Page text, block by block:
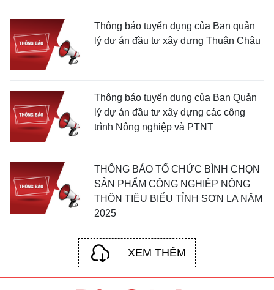
Thông báo tuyển dụng của ­­­­­­­Ban quản
lý dự án đầu tư xây dựng Thuận Châu
Thông báo tuyển dụng của ­­­­­­­Ban Quản
lý dự án đầu tư xây dựng các công
trình Nông nghiệp và PTNT
THÔNG BÁO TỔ CHỨC BÌNH CHỌN
SẢN PHẨM CÔNG NGHIỆP NÔNG
THÔN TIÊU BIỂU TỈNH SƠN LA NĂM
2025
XEM THÊM